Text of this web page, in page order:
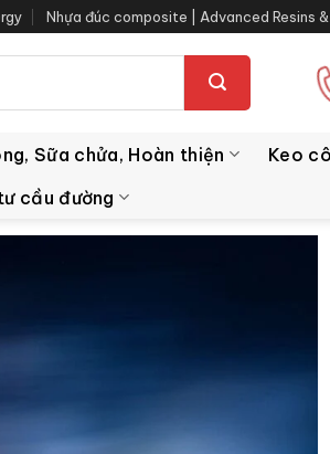
Nhựa đúc composite | Advanced Resins
Sữa chửa, Hoàn thiện Keo
cầu đường